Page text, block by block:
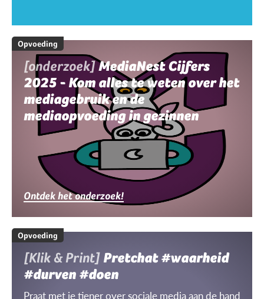
Opvoeding
[onderzoek]MediaNest Cijfers
2025 - Kom alles te weten over het
mediagebruik en de
mediaopvoeding in gezinnen
Ontdek het onderzoek!
Opvoeding
[Klik & Print] Pretchat #waarheid
#durven #doen
Praat met je tiener over sociale media aan de hand